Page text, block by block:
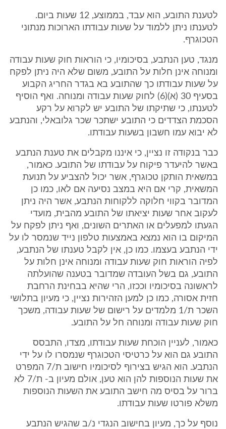
לטענת התובע, הוא עבד, בממוצע, 12 שעות ביום.
לטענתו ניתן ללמוד על שעות עבודתו הארוכות מנתוני
הטכוגרף.
מנגד, טען הנתבע, בסיכומיו, כי הוראות חוק שעות עבודה
ומנוחה אינן חלות על התובע, משום שלא היה ניתן לפקח
על שעות עבודתו כך שהתובע בא בגדר החריג הקבוע
בסעיף 30 (א)(6) לחוק שעות עבודה ומנוחה. ואף הוסיף
לטענתו, כי שתיקתו של התובע יש לקרוא על רקע
הסכמת הצדדים כי התובע ישתכר שכר גלובאלי, והנתבע
לא יבוא עמו חשבון בשעות עבודתו.
כבר בנקודה זו נציין, כי איננו מקבלים את טענת הנתבע
באשר להיעדר פיקוח על עבודתו של התובע. כאמור,
במשאית הותקן טכוגרף, אשר יכול להצביע על תנועת
המשאית, קרי אם היא במצב נסיעה אם לאו, כמו כן
המדובר בקווי חלוקה ללקוחות הנתבע, אשר היה ניתן
לעקוב אחר שעות יציאתו של התובע מהבית, מועדי
הגעתו למפעלים או האתרים השונים, ואף ניתן לפקח על
המיקום בו הוא נמצא באמצעות טלפון נייד שנמסר לו על
ידי הנתבע בעצמו. כמו כן, אין לקבל טענתו של הנתבע,
לפיה הוראות חוק שעות עבודה ומנוחה אינן חלות על
התובע, גם בשל העובדה שמדובר בטענה שהועלתה
לראשונה בסיכומיו וככזו, הרי שהיא בבחינת הרחבת
חזית אסורה, כמו כן למען הזהירות נציין, כי מעיון בתלושי
השכר ת/1 מלמדים על רישום של שעות עבודה, משכך
חוק שעות עבודה ומנוחה חל על התובע.
כאמור, לעניין הוכחת שעות עבודתו, מצדו, התבסס
התובע גם הוא על כרטיסי הטכוגרף שנמסרו לו על ידי
הנתבע. הוא הגיש בצירוף לסיכומיו חישוב ת/7 המפרט
את שעות הנוספות להן הוא טען, אולם מעיון ב- ת/7 לא
ברור על בסיס מה חישב התובע את השעות הנוספות
משלא פורטו שעות עבודתו.
נוסף על כך, מעיון בחישוב הנגדי נ/ב שהגיש הנתבע